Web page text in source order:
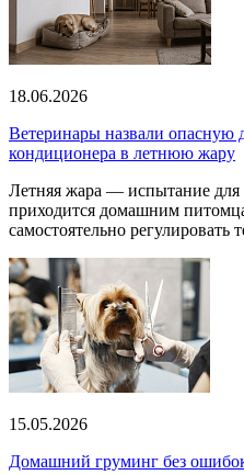
18.06.2026
Ветеринары назвали опасную
кондиционера в летнюю жару
Летняя жара — испытание для
приходится домашним
самостоятельно регулировать
15.05.2026
Домашний груминг без